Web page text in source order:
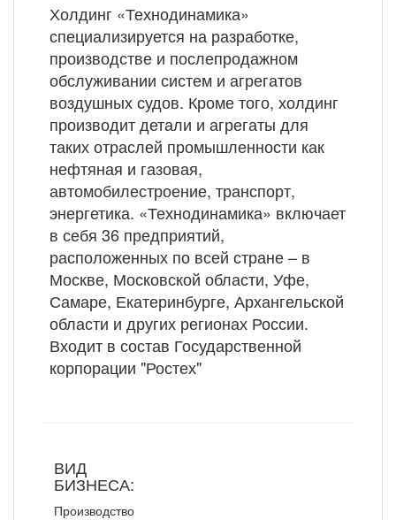
Холдинг «Технодинамика»
специализируется на разработке,
производстве и послепродажном
обслуживании систем и агрегатов
воздушных судов. Кроме того, холдинг
производит детали и агрегаты для
таких отраслей промышленности как
нефтяная и газовая,
автомобилестроение, транспорт,
энергетика. «Технодинамика» включает
в себя 36 предприятий,
расположенных по всей стране – в
Москве, Московской области, Уфе,
Самаре, Екатеринбурге, Архангельской
области и других регионах России.
Входит в состав Государственной
корпорации "Ростех"
ВИД
БИЗНЕСА:
Производство